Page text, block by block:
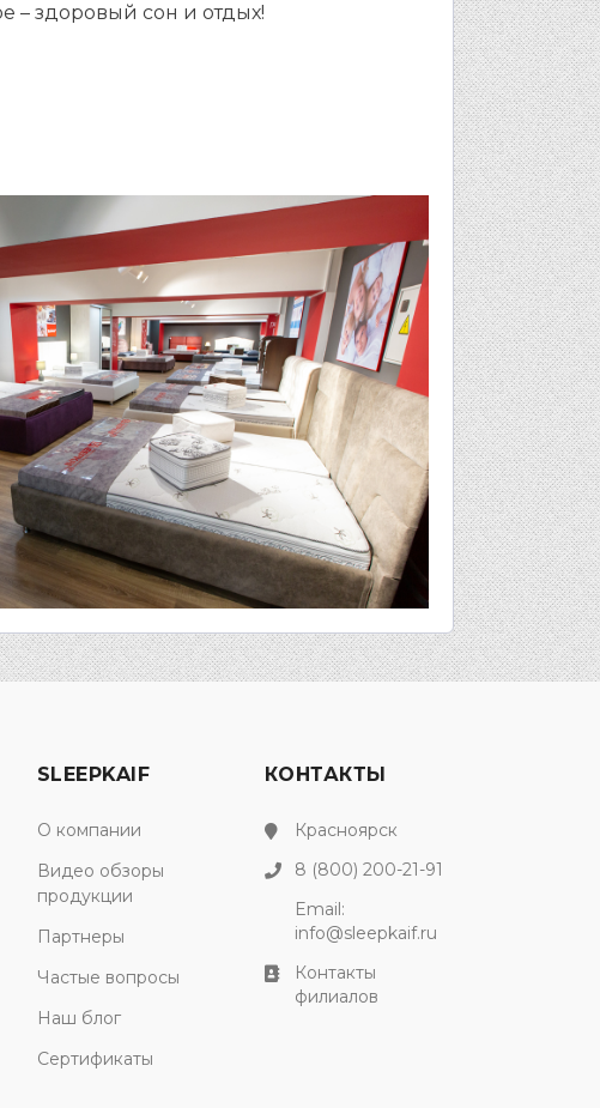
– здоровый сон и отдых!
SLEEPKAIF
О компании
Видео обзоры
продукции
Партнеры
Частые вопросы
Наш блог
Сертификаты
КОНТАКТЫ
Красноярск
8 (800) 200-21-91
Email:
info@sleepkaif.ru
Контакты
филиалов